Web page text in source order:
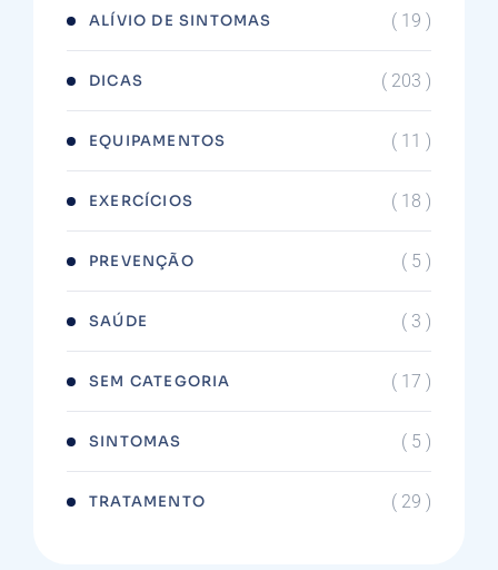
ALÍVIO DE SINTOMAS ( 19 )
DICAS ( 203 )
EQUIPAMENTOS ( 11 )
EXERCÍCIOS ( 18 )
PREVENÇÃO ( 5 )
SAÚDE ( 3 )
SEM CATEGORIA ( 17 )
SINTOMAS ( 5 )
TRATAMENTO ( 29 )